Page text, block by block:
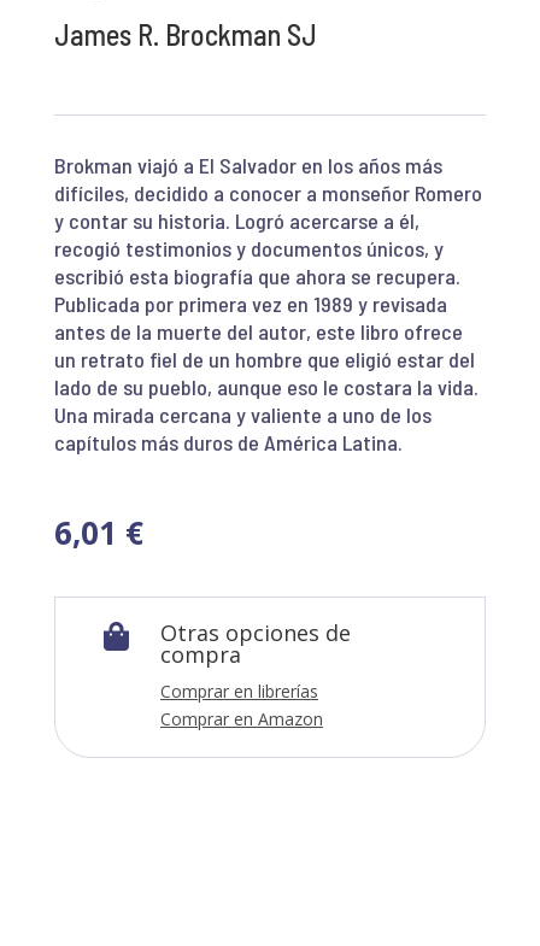
James R. Brockman SJ
Brokman viajó a El Salvador en los años más
difíciles, decidido a conocer a monseñor Romero
y contar su historia. Logró acercarse a él,
recogió testimonios y documentos únicos, y
escribió esta biografía que ahora se recupera.
Publicada por primera vez en 1989 y revisada
antes de la muerte del autor, este libro ofrece
un retrato fiel de un hombre que eligió estar del
lado de su pueblo, aunque eso le costara la vida.
Una mirada cercana y valiente a uno de los
capítulos más duros de América Latina.
6,01 €
 Otras opciones de
compra
Comprar en librerías
Comprar en Amazon